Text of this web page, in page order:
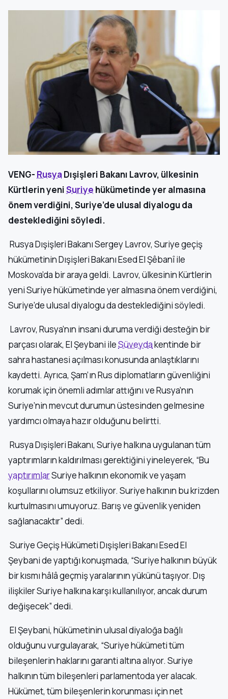
VENG- RusyaDışişleri Bakanı Lavrov, ülkesinin
Kürtlerin yeniSuriye hükümetinde yer almasına
önem verdiğini, Suriye’de ulusal diyalogu da
desteklediğini söyledi.
Rusya Dışişleri Bakanı Sergey Lavrov, Suriye geçiş
hükümetinin Dışişleri Bakanı Esed El Şêbanî ile
Moskova’da bir araya geldi. Lavrov, ülkesinin Kürtlerin
yeni Suriye hükümetinde yer almasına önem verdiğini,
Suriye’de ulusal diyalogu da desteklediğini söyledi.
Lavrov, Rusya’nın insani duruma verdiği desteğin bir
parçası olarak, El Şeybani ileSüveydakentinde bir
sahra hastanesi açılması konusunda anlaştıklarını
kaydetti. Ayrıca, Şam’ın Rus diplomatların güvenliğini
korumak için önemli adımlar attığını ve Rusya’nın
Suriye’nin mevcut durumun üstesinden gelmesine
yardımcı olmaya hazır olduğunu belirtti.
Rusya Dışişleri Bakanı, Suriye halkına uygulanan tüm
yaptırımların kaldırılması gerektiğini yineleyerek, “Bu
yaptırımlarSuriye halkının ekonomik ve yaşam
koşullarını olumsuz etkiliyor. Suriye halkının bu krizden
kurtulmasını umuyoruz. Barış ve güvenlik yeniden
sağlanacaktır” dedi.
Suriye Geçiş Hükümeti Dışişleri Bakanı Esed El
Şeybani de yaptığı konuşmada, “Suriye halkının büyük
bir kısmı hâlâ geçmiş yaralarının yükünü taşıyor. Dış
ilişkiler Suriye halkına karşı kullanılıyor, ancak durum
değişecek” dedi.
El Şeybani, hükümetinin ulusal diyaloğa bağlı
olduğunu vurgulayarak, “Suriye hükümeti tüm
bileşenlerin haklarını garanti altına alıyor. Suriye
halkının tüm bileşenleri parlamentoda yer alacak.
Hükümet, tüm bileşenlerin korunması için net